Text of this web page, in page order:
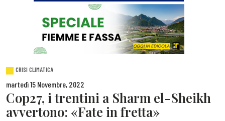
CRISI CLIMATICA
martedì 15 Novembre, 2022
Cop27, i trentini a Sharm el-Sheikh
avvertono: «Fate in fretta»